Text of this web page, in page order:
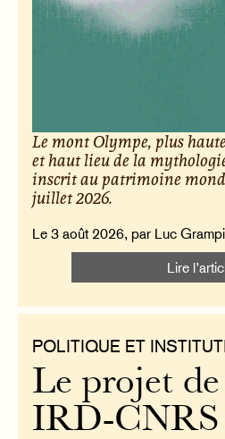
Le mont Olympe, plus
et haut lieu de la
inscrit au patrimoine
juillet 2026.
Le 3 août 2026, par Luc
Lire
POLITIQUE ET
Le projet
IRD-CNRS